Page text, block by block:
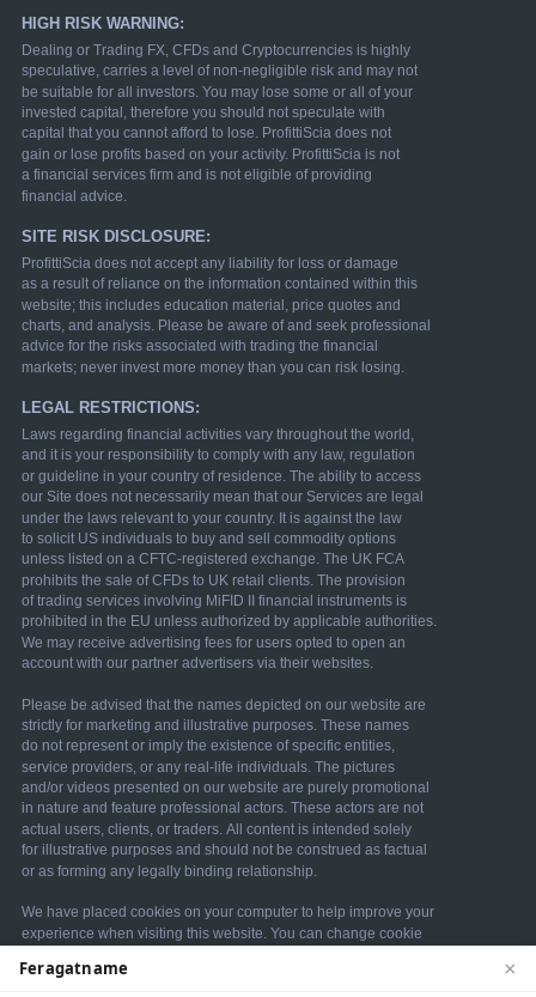
Feragatname ×